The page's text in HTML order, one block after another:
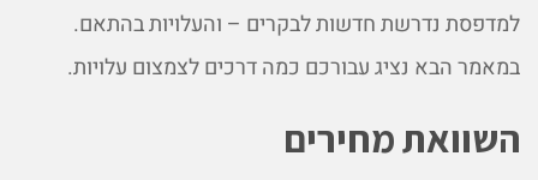
למדפסת נדרשת חדשות לבקרים – והעלויות בהתאם.
במאמר הבא נציג עבורכם כמה דרכים לצמצום עלויות.
השוואת מחירים